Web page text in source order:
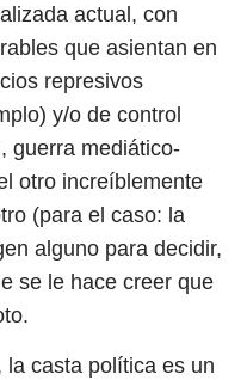
actual, con
que asientan en
represivos
y/o de control
guerra mediático-
otro increíblemente
(para el caso: la
alguno para decidir,
se le hace creer que
la casta política es un